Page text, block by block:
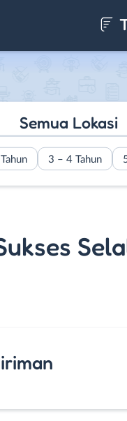
Semua Lokasi
3 – 4 Tahun